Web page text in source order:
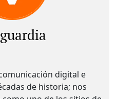
digital e
de historia; nos